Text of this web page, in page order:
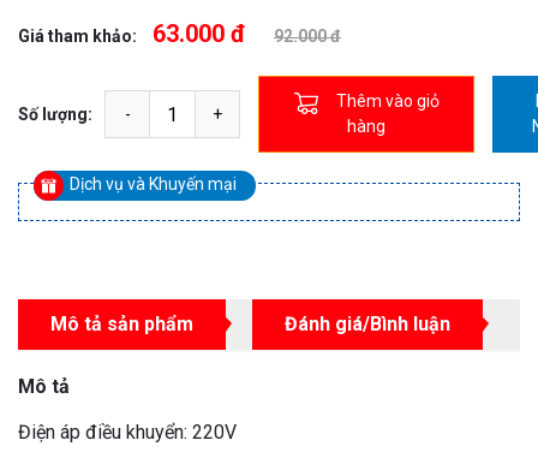
Giá tham khảo: 63.000 đ 92.000 đ
Số lượng:
Thêm vào giỏ
hàng
Dịch vụ và Khuyến mại
Mô tả sản phẩm Đánh giá/Bình luận
Mô tả
Điện áp điều khuyển: 220V